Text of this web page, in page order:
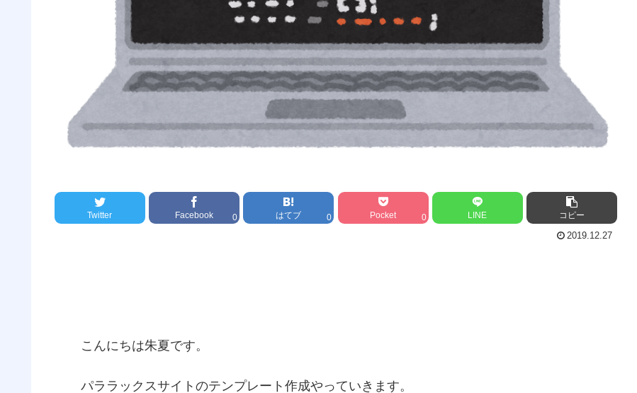
Twitter Facebook 0 はてブ 0 Pocket 0 LINE コピー
2019.12.27
こんにちは朱夏です。
パララックスサイトのテンプレート作成やっていきます。